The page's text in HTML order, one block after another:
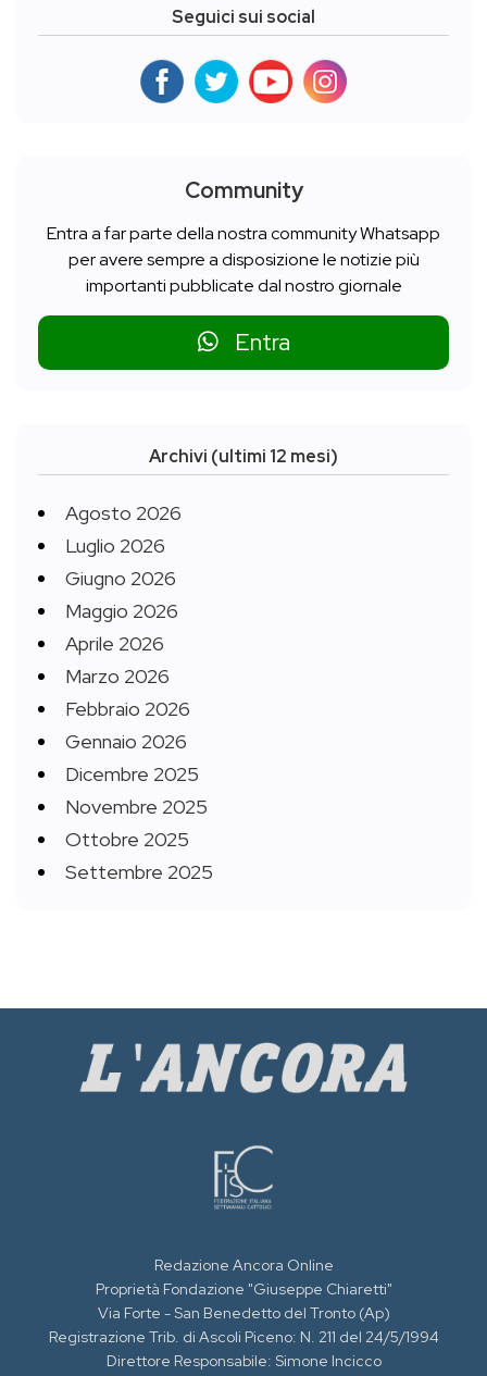
Seguici sui social
Community
Entra a far parte della nostra community Whatsapp
per avere sempre a disposizione le notizie più
importanti pubblicate dal nostro giornale
Entra
Archivi (ultimi 12 mesi)
Agosto 2026
Luglio 2026
Giugno 2026
Maggio 2026
Aprile 2026
Marzo 2026
Febbraio 2026
Gennaio 2026
Dicembre 2025
Novembre 2025
Ottobre 2025
Settembre 2025
Redazione Ancora Online
Proprietà Fondazione "Giuseppe Chiaretti"
Via Forte - San Benedetto del Tronto (Ap)
Registrazione Trib. di Ascoli Piceno: N. 211 del 24/5/1994
Direttore Responsabile: Simone Incicco